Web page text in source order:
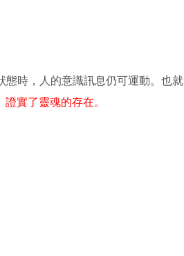
態時，人的意識訊息仍可運動。也就
證實了靈魂的存在。